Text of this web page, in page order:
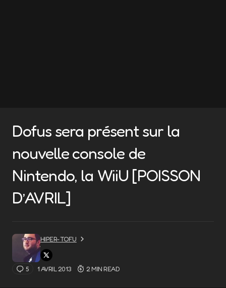
Dofus sera présent sur la
nouvelle console de
Nintendo, la WiiU [POISSON
D’AVRIL]
HIPER-TOFU
5 1 AVRIL 2013 2 MIN READ